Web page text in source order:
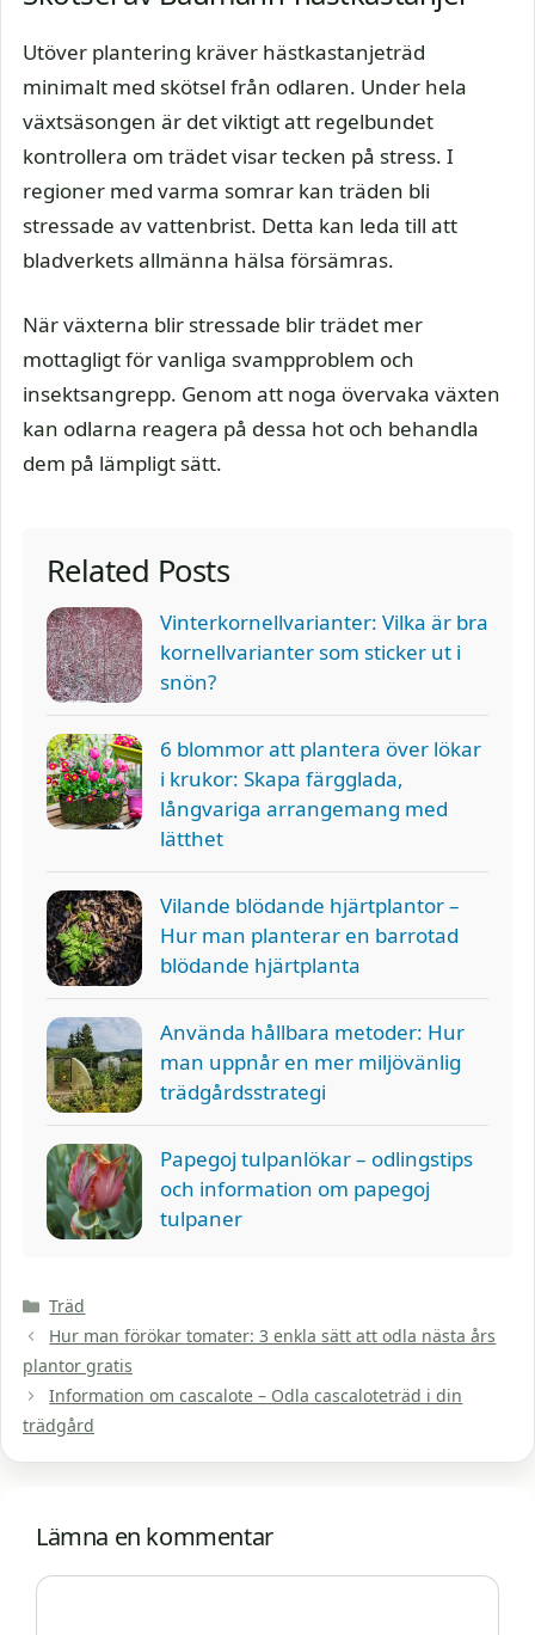
Utöver plantering kräver hästkastanjeträd
minimalt med skötsel från odlaren. Under hela
växtsäsongen är det viktigt att regelbundet
kontrollera om trädet visar tecken på stress. I
regioner med varma somrar kan träden bli
stressade av vattenbrist. Detta kan leda till att
bladverkets allmänna hälsa försämras.
När växterna blir stressade blir trädet mer
mottagligt för vanliga svampproblem och
insektsangrepp. Genom att noga övervaka växten
kan odlarna reagera på dessa hot och behandla
dem på lämpligt sätt.
Related Posts
Vinterkornellvarianter: Vilka är bra
kornellvarianter som sticker ut i
snön?
6 blommor att plantera över lökar
i krukor: Skapa färgglada,
långvariga arrangemang med
lätthet
Vilande blödande hjärtplantor –
Hur man planterar en barrotad
blödande hjärtplanta
Använda hållbara metoder: Hur
man uppnår en mer miljövänlig
trädgårdsstrategi
Papegoj tulpanlökar – odlingstips
och information om papegoj
tulpaner
Kategorier
Träd
Hur man förökar tomater: 3 enkla sätt att odla nästa års
plantor gratis
Information om cascalote – Odla cascaloteträd i din
trädgård
Lämna en kommentar
Kommentar